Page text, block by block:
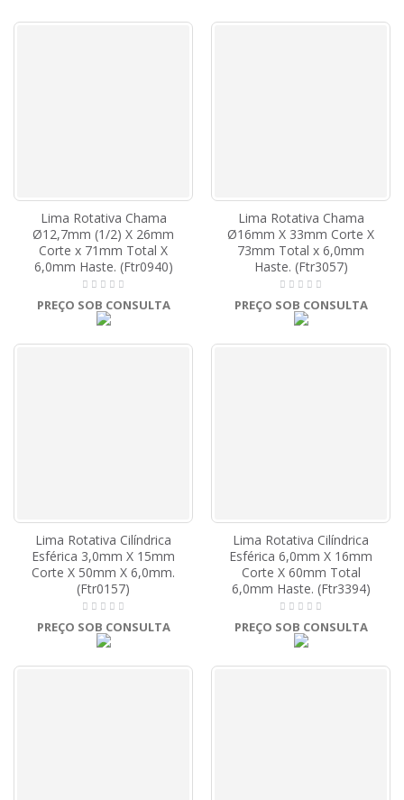
Lima Rotativa Chama
Ø12,7mm (1/2) X 26mm
Corte x 71mm Total X
6,0mm Haste. (Ftr0940)
PREÇO SOB CONSULTA
Lima Rotativa Chama
Ø16mm X 33mm Corte X
73mm Total x 6,0mm
Haste. (Ftr3057)
PREÇO SOB CONSULTA
Lima Rotativa Cilíndrica
Esférica 3,0mm X 15mm
Corte X 50mm X 6,0mm.
(Ftr0157)
PREÇO SOB CONSULTA
Lima Rotativa Cilíndrica
Esférica 6,0mm X 16mm
Corte X 60mm Total
6,0mm Haste. (Ftr3394)
PREÇO SOB CONSULTA